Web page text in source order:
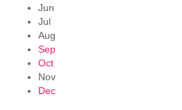
Jun
Jul
Aug
Sep
Oct
Nov
Dec